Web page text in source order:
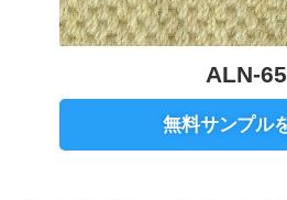
ALN-65
無料サンプル